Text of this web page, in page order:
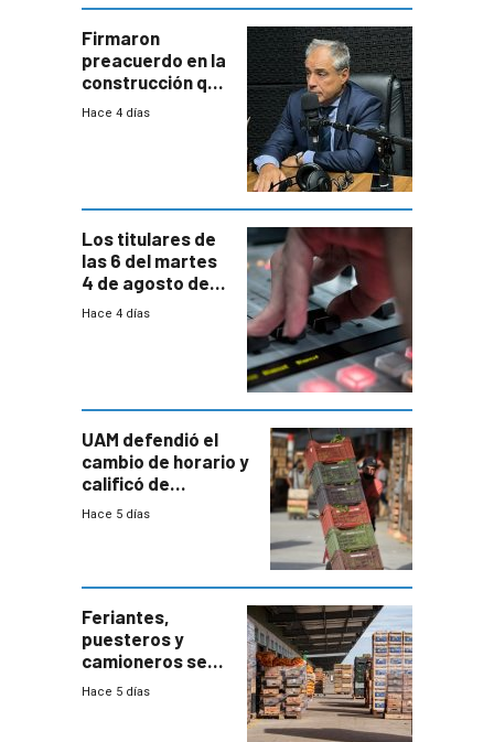
a revisar
proyectos
Firmaron
preacuerdo en la
construcción que
comprende
Hace 4 días
Los titulares de
las 6 del martes
4 de agosto de
2026
Hace 4 días
UAM defendió el
cambio de horario y
calificó de
“desproporcionado”
Hace 5 días
Feriantes,
puesteros y
camioneros se
movilizaron en
Hace 5 días